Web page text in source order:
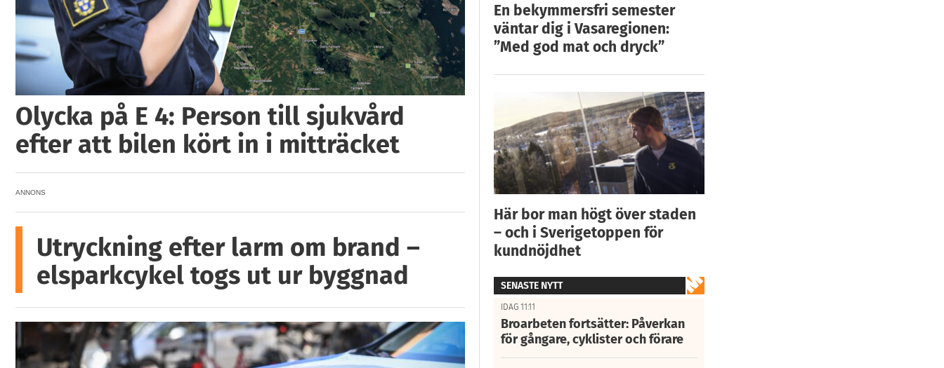
Olycka på E 4: Person till sjukvård
efter att bilen kört in i mitträcket
ANNONS
Utryckning efter larm om brand –
elsparkcykel togs ut ur byggnad
En bekymmersfri semester
väntar dig i Vasaregionen:
”Med god mat och dryck”
Här bor man högt över staden
– och i Sverigetoppen för
kundnöjdhet
SENASTE NYTT
IDAG 11:11
Broarbeten fortsätter: Påverkan
för gångare, cyklister och förare